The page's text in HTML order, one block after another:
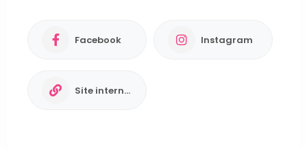
Facebook Instagram
Site internet